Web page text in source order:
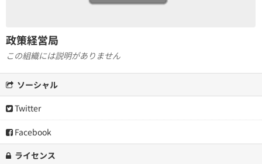
政策経営局
この組織には説明がありません
ソーシャル
Twitter
Facebook
ライセンス